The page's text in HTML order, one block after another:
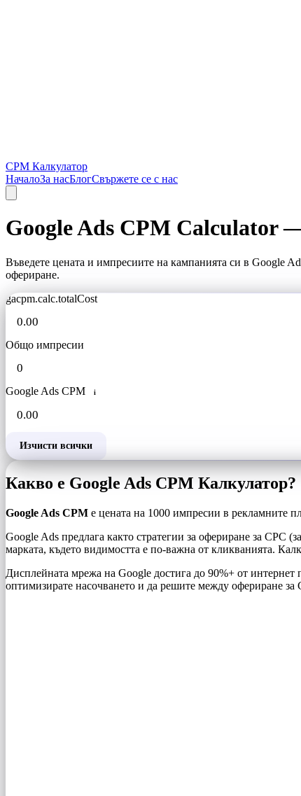
CPM Калкулатор
НачалоЗа насБлогСвържете се с нас
Google Ads CPM Calculator
Въведете цената и импресиите на кампанията си в Google
офериране.
gacpm.calc.totalCost
Общо импресии
Google Ads CPM i
Изчисти всички
Какво е Google Ads CPM Калкулатор?
Google Ads CPM е цената на 1000 импресии в рекламните
Google Ads предлага както стратегии за офериране за CPC
марката, където видимостта е по-важна от кликванията.
Дисплейната мрежа на Google достига до 90%+ от
оптимизирате насочването и да решите между офериране за